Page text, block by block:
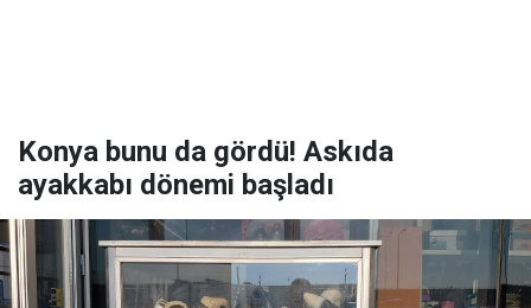
Konya bunu da gördü! Askıda
ayakkabı dönemi başladı